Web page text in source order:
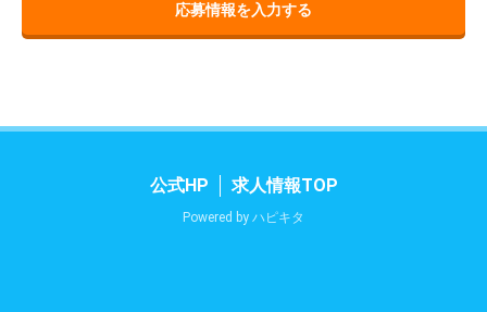
応募情報を入力する
公式HP 求人情報TOP
Powered by ハピキタ